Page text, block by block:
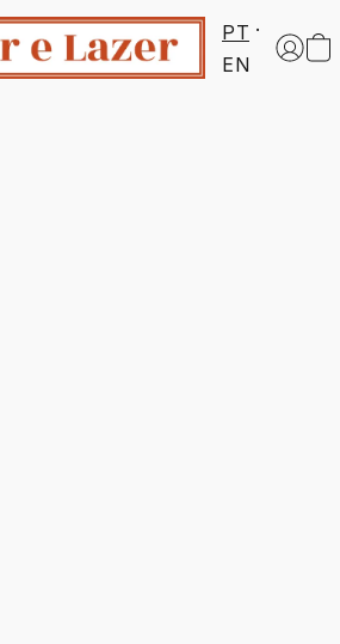
PT
EN